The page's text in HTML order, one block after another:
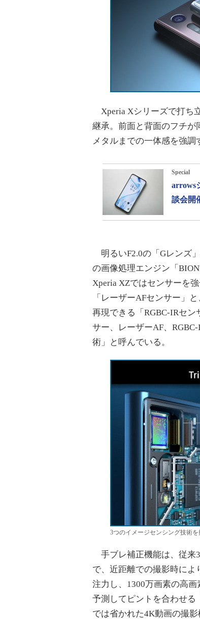
Xperia Xシリーズで打ち
継承。前面と背面のフチが
メタルまでの一体感を強調
Special
arrows
談会開
明るいF2.0の「Gレンズ
の画像処理エンジン「
Xperia XZではセンサーを
「レーザーAFセンサー」
再現できる「RGBC-IRセ
サー、レーザーAF、
術」と呼んでいる。
3つのイメージセンシング技術を
手ブレ補正機能は、従来
で、近距離での撮影時によ
注力し、1300万画素の高
予測してピントを合わせる
では省かれた4K動画の撮影